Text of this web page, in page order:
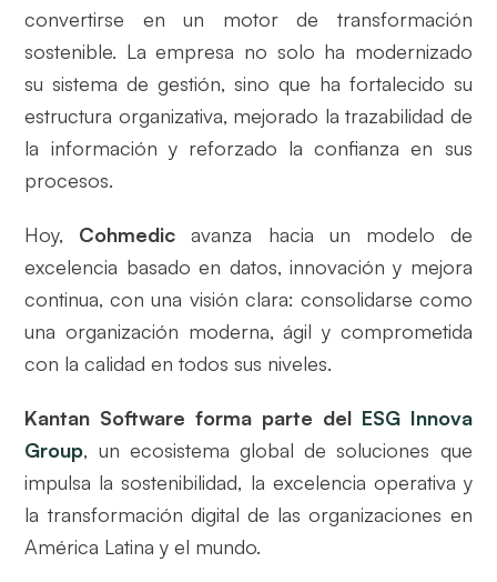
convertirse en un motor de transformación
sostenible. La empresa no solo ha modernizado
su sistema de gestión, sino que ha fortalecido su
estructura organizativa, mejorado la trazabilidad de
la información y reforzado la confianza en sus
procesos.
Hoy, Cohmedic avanza hacia un modelo de
excelencia basado en datos, innovación y mejora
continua, con una visión clara: consolidarse como
una organización moderna, ágil y comprometida
con la calidad en todos sus niveles.
Kantan Software forma parte del ESG Innova
Group, un ecosistema global de soluciones que
impulsa la sostenibilidad, la excelencia operativa y
la transformación digital de las organizaciones en
América Latina y el mundo.